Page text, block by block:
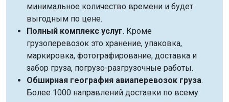
минимальное количество времени и будет
выгодным по цене.
Полный комплекс услуг. Кроме
грузоперевозок это хранение, упаковка,
маркировка, фотографирование, доставка и
забор груза, погрузо-разгрузочные работы.
Обширная география авиаперевозок груза.
Более 1000 направлений доставки по всему